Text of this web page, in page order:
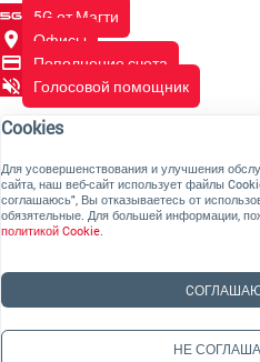
5G от Магти
Офисы
Пополнение счета
Голосовой помощник
Cookies
Для усовершенствования и улучшения
сайта, наш веб-сайт использует файлы
соглашаюсь", Вы отказываетесь от
обязятельные. Для большей информации,
политикой Cookie.
НЕ